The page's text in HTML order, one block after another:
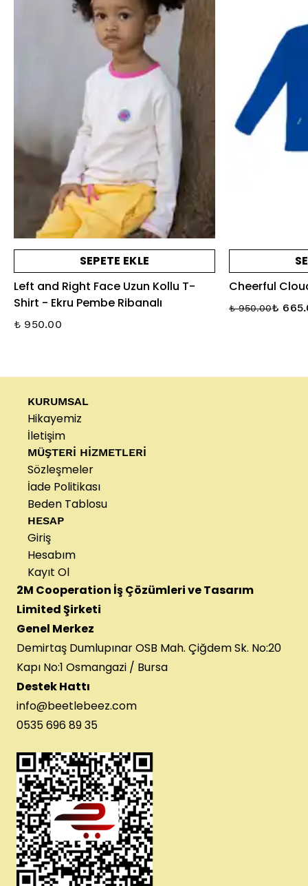
SEPETE EKLE
Left and Right Face Uzun Kollu T-
Shirt - Ekru Pembe Ribanalı
₺ 950.00
Cheerful
₺ 950.00₺
KURUMSAL
Hikayemiz
İletişim
MÜŞTERİ HİZMETLERİ
Sözleşmeler
İade Politikası
Beden Tablosu
HESAP
Giriş
Hesabım
Kayıt Ol
2M Cooperation İş Çözümleri ve Tasarım
Limited Şirketi
Genel Merkez
Demirtaş Dumlupınar OSB Mah. Çiğdem Sk. No:20
Kapı No:1 Osmangazi / Bursa
Destek Hattı
info@beetlebeez.com
0535 696 89 35